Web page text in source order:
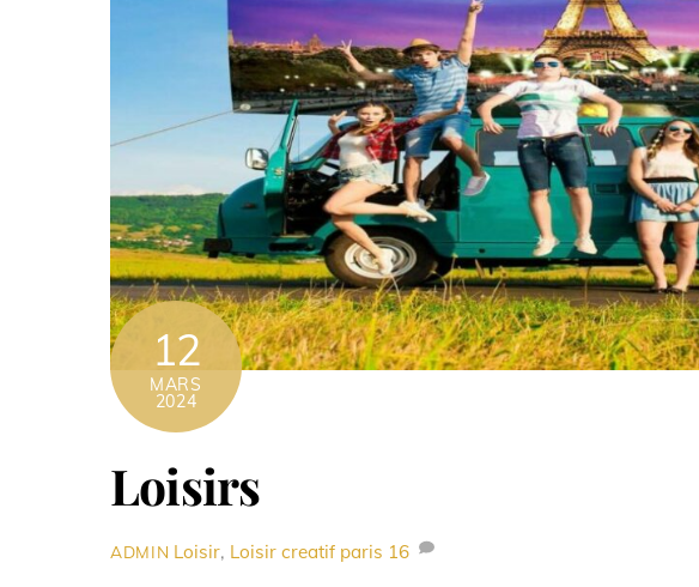
12
MARS
2024
Loisirs
ADMIN Loisir, Loisir creatif paris 16